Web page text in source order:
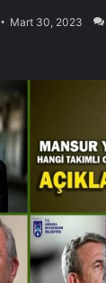
Mart 30, 2023